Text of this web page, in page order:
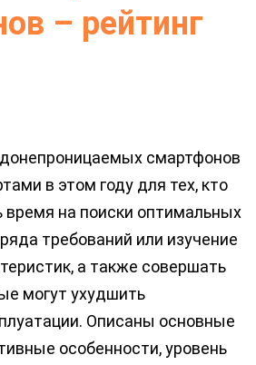
– рейтинг
смартфонов
в этом году для тех, кто
время на поиски оптимальных
требований или изучение
а также совершать
могут ухудшить
Описаны основные
особенности, уровень